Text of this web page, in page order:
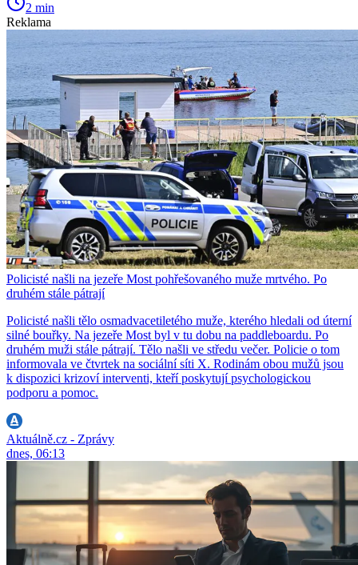
2 min
Reklama
Policisté našli na jezeře Most pohřešovaného muže mrtvého. Po
druhém stále pátrají
Policisté našli tělo osmadvacetiletého muže, kterého hledali od úterní
silné bouřky. Na jezeře Most byl v tu dobu na paddleboardu. Po
druhém muži stále pátrají. Tělo našli ve středu večer. Policie o tom
informovala ve čtvrtek na sociální síti X. Rodinám obou mužů jsou
k dispozici krizoví interventi, kteří poskytují psychologickou
podporu a pomoc.
Aktuálně.cz - Zprávy
dnes, 06:13